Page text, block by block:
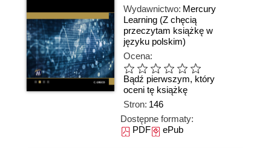
Wydawnictwo: Mercury
Learning (Z chęcią
przeczytam książkę w
języku polskim)
Ocena:
Bądź pierwszym, który
oceni tę książkę
Stron: 146
Dostępne formaty:
PDFePub